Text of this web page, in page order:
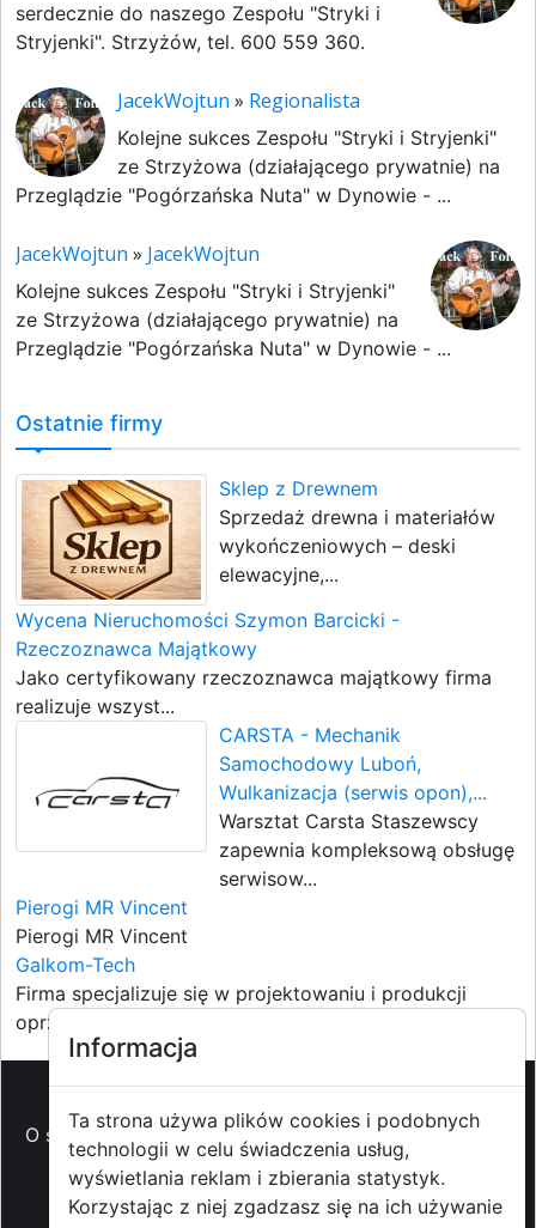
serdecznie do naszego Zespołu "Stryki i
Stryjenki". Strzyżów, tel. 600 559 360.
JacekWojtun » Regionalista
Kolejne sukces Zespołu "Stryki i Stryjenki"
ze Strzyżowa (działającego prywatnie) na
Przeglądzie "Pogórzańska Nuta" w Dynowie - ...
JacekWojtun » JacekWojtun
Kolejne sukces Zespołu "Stryki i Stryjenki"
ze Strzyżowa (działającego prywatnie) na
Przeglądzie "Pogórzańska Nuta" w Dynowie - ...
Ostatnie firmy
Sklep z Drewnem
Sprzedaż drewna i materiałów
wykończeniowych – deski
elewacyjne,...
Wycena Nieruchomości Szymon Barcicki -
Rzeczoznawca Majątkowy
Jako certyfikowany rzeczoznawca majątkowy firma
realizuje wszyst...
CARSTA - Mechanik
Samochodowy Luboń,
Wulkanizacja (serwis opon),...
Warsztat Carsta Staszewscy
zapewnia kompleksową obsługę
serwisow...
Pierogi MR Vincent
Pierogi MR Vincent
Galkom-Tech
Firma specjalizuje się w projektowaniu i produkcji
oprzyrządowan...
O strzyzowiak.pl-Reklama-Pomoc (FAQ)-Patronat
medialny - Prawa autorskie- Redakcja i
kontakt -Współpraca z mediami
Informacja
Ta strona używa plików cookies i podobnych
technologii w celu świadczenia usług,
wyświetlania reklam i zbierania statystyk.
Korzystając z niej zgadzasz się na ich używanie